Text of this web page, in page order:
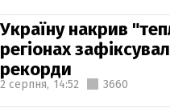
Україну накрив
регіонах
рекорди
2 серпня, 14:52 3660